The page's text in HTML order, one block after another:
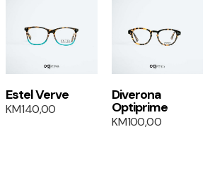
Estel Verve
KM140,00
1+1
Diverona
Optiprime
KM100,00